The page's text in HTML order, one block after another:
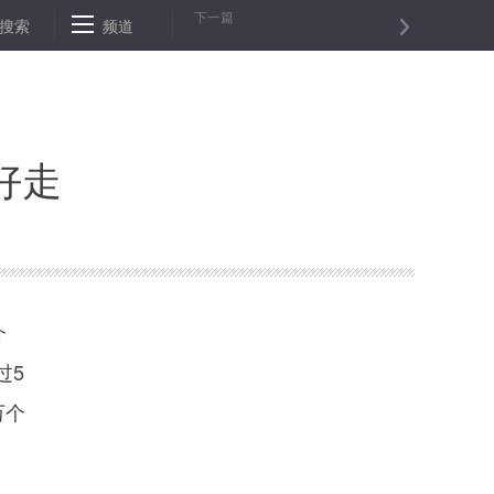
零售总额增速放缓不等于“消费降级” 经济形势年中看：外贸结构
搜索 频道 下一篇
走
5